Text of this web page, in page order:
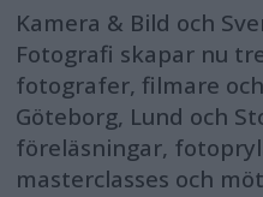
Kamera & Bild och
Fotografi skapar nu
fotografer, filmare
Göteborg, Lund och
föreläsningar,
masterclasses och